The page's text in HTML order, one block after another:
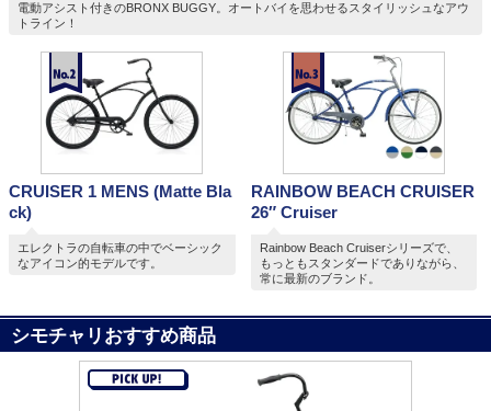
電動アシスト付きのBRONX BUGGY。オートバイを思わせるスタイリッシュなアウ
トライン！
CRUISER 1 MENS (Matte Bla
ck)
エレクトラの自転車の中でベーシック
なアイコン的モデルです。
RAINBOW BEACH CRUISER
26″ Cruiser
Rainbow Beach Cruiserシリーズで、
もっともスタンダードでありながら、
常に最新のブランド。
シモチャリおすすめ商品